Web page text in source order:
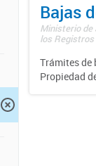
Bajas
Ministerio de
los Registros
Trámites de
Propiedad